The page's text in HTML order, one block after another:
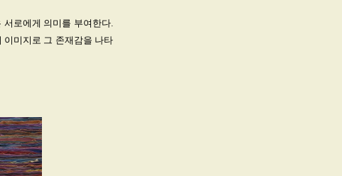
로에게 의미를 부여한다.
이미지로 그 존재감을 나타